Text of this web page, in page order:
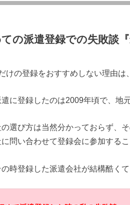
の派遣登録での失敗談
けの登録をおすすめしない理由は
に登録したのは2009年頃で、地
選び方は当然分かっておらず、
問い合わせて登録会に参加するこ
時登録した派遣会社が結構酷くて